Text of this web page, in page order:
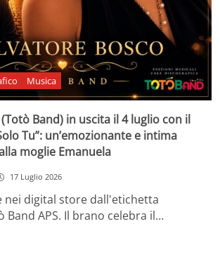
Musica
Band) in uscita il 4 luglio con il
Tu”: un’emozionante e intima
moglie Emanuela
17 Luglio 2026
nei digital store dall'etichetta
Band APS. Il brano celebra il…